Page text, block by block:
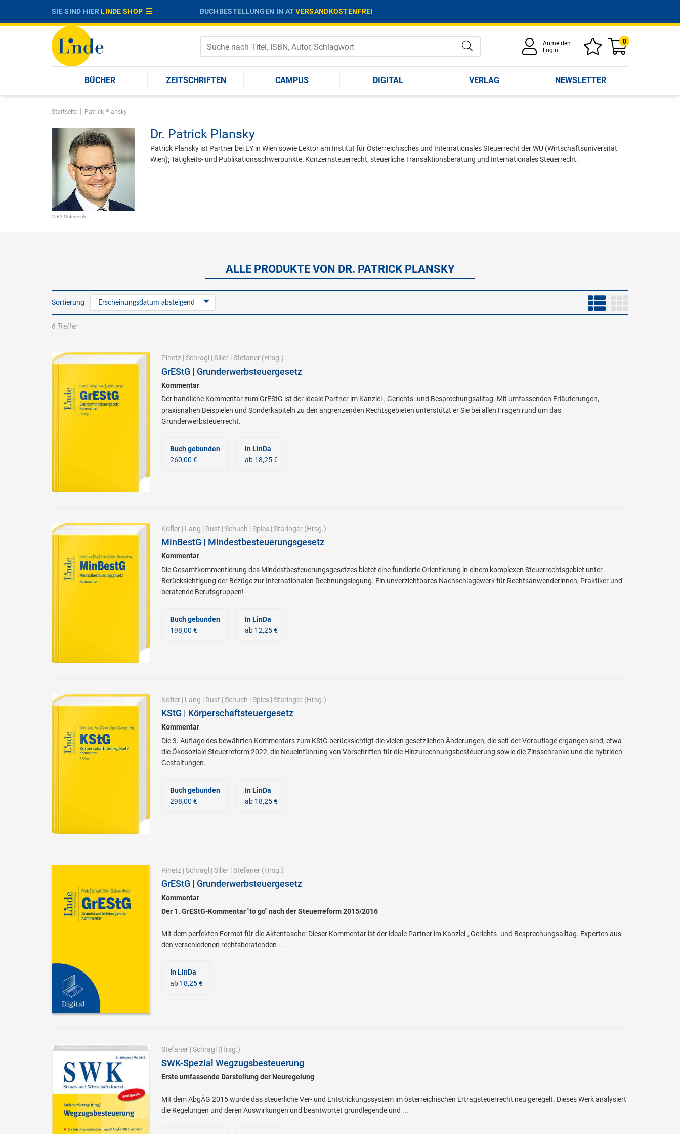
SIE SIND HIERLINDE SHOP BUCHBESTELLUNGEN IN ATVERSANDKOSTENFREI
Anmelden
Login
0
BÜCHER ZEITSCHRIFTEN CAMPUS DIGITAL VERLAG NEWSLETTER
Startseite | Patrick Plansky
© EY Österreich
Dr. Patrick Plansky
Patrick Plansky ist Partner bei EY in Wien sowie Lektor am Institut für Österreichisches und Internationales Steuerrecht der WU (Wirtschaftsuniversität
Wien); Tätigkeits- und Publikationsschwerpunkte: Konzernsteuerrecht, steuerliche Transaktionsberatung und Internationales Steuerrecht.
ALLE PRODUKTE VON DR. PATRICK PLANSKY
Sortierung Erscheinungsdatum absteigend
6 Treffer
Pinetz| Schragl | Siller| Stefaner(Hrsg.)
GrEStG | Grunderwerbsteuergesetz
Kommentar
Der handliche Kommentar zum GrEStG ist der ideale Partner im Kanzlei-, Gerichts- und Besprechungsalltag. Mit umfassenden Erläuterungen,
praxisnahen Beispielen und Sonderkapiteln zu den angrenzenden Rechtsgebieten unterstützt er Sie bei allen Fragen rund um das
Grunderwerbsteuerrecht.
Buch gebunden
260,00 €
In LinDa
ab 18,25 €
Kofler| Lang | Rust | Schuch | Spies| Staringer(Hrsg.)
MinBestG | Mindestbesteuerungsgesetz
Kommentar
Die Gesamtkommentierung des Mindestbesteuerungsgesetzes bietet eine fundierte Orientierung in einem komplexen Steuerrechtsgebiet unter
Berücksichtigung der Bezüge zur Internationalen Rechnungslegung. Ein unverzichtbares Nachschlagewerk für Rechtsanwenderinnen, Praktiker und
beratende Berufsgruppen!
Buch gebunden
198,00 €
In LinDa
ab 12,25 €
Kofler| Lang | Rust | Schuch | Spies| Staringer(Hrsg.)
KStG | Körperschaftsteuergesetz
Kommentar
Die 3. Auflage des bewährten Kommentars zum KStG berücksichtigt die vielen gesetzlichen Änderungen, die seit der Vorauflage ergangen sind, etwa
die Ökosoziale Steuerreform 2022, die Neueinführung von Vorschriften für die Hinzurechnungsbesteuerung sowie die Zinsschranke und die hybriden
Gestaltungen.
Buch gebunden
298,00 €
In LinDa
ab 18,25 €
Pinetz| Schragl | Siller| Stefaner(Hrsg.)
GrEStG | Grunderwerbsteuergesetz
Kommentar
Der 1. GrEStG-Kommentar "to go" nach der Steuerreform 2015/2016
Mit dem perfekten Format für die Aktentasche: Dieser Kommentar ist der ideale Partner im Kanzlei-, Gerichts- und Besprechungsalltag. Experten aus
den verschiedenen rechtsberatenden ...
In LinDa
ab 18,25 €
Stefaner| Schragl (Hrsg.)
SWK-Spezial Wegzugsbesteuerung
Erste umfassende Darstellung der Neuregelung
Mit dem AbgÄG 2015 wurde das steuerliche Ver- und Entstrickungssystem im österreichischen Ertragsteuerrecht neu geregelt. Dieses Werk analysiert
die Regelungen und deren Auswirkungen und beantwortet grundlegende und ...